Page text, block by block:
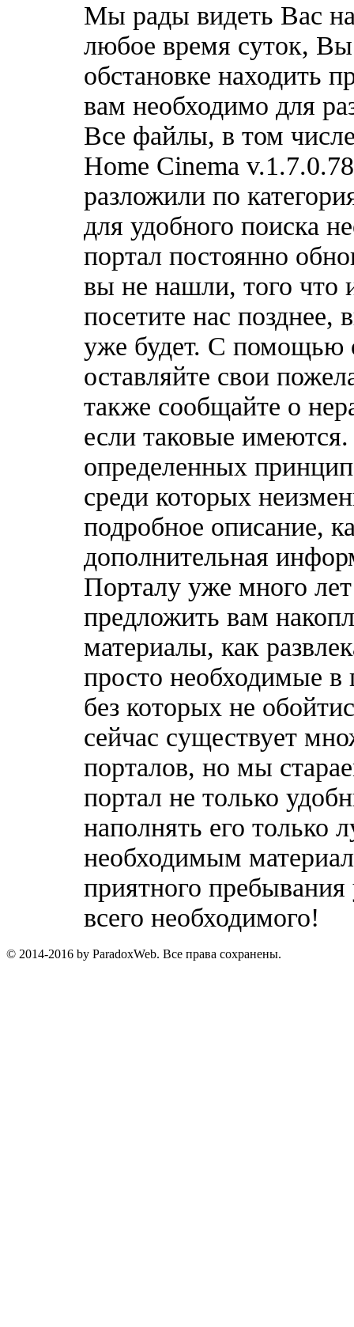
Мы рады видеть Вас
любое время суток,
обстановке находить
вам необходимо для
Все файлы, в том
Home Cinema
разложили по
для удобного поиска
портал постоянно
вы не нашли, того что
посетите нас позднее,
уже будет. С помощью
оставляйте свои
также сообщайте о
если таковые
определенных
среди которых
подробное описание,
дополнительная
Порталу уже много
предложить вам
материалы, как
просто необходимые в
без которых не
сейчас существует
порталов, но мы
портал не только
наполнять его только
необходимым
приятного
всего необходимого!
© 2014-2016 by ParadoxWeb. Все права сохранены.